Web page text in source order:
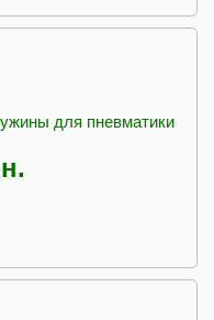
для пневматики